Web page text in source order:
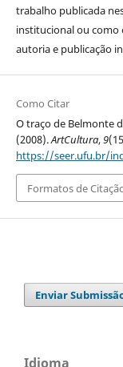
trabalho publicada
institucional ou como
autoria e publicação
Como Citar
O traço de Belmonte
(2008).ArtCultura,9
https://seer.ufu.br/
Formatos de
Enviar
Idioma